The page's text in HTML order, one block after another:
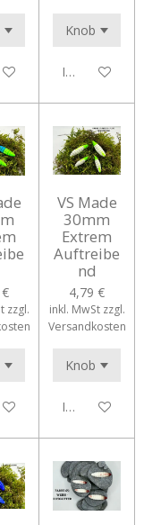
WarenkorbIn den
zzgl.
Warenkorb
VS Made
30mm
Extrem
Auftreibe
nd
4,79 €
inkl. MwSt zzgl.
Versandkosten
In den